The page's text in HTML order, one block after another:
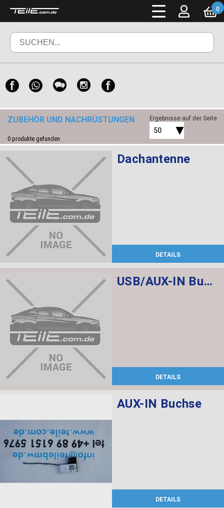
0
ZUBEHÖR UND NACHRÜSTUNGEN
0 produkte gefunden
Ergebnisse auf der Seite
50
Dachantenne
DETAILS
USB/AUX-IN Buchse
DETAILS
AUX-IN Buchse
DETAILS